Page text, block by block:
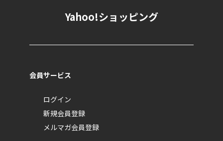
Yahoo!ショッピング
会員サービス
ログイン
新規会員登録
メルマガ会員登録